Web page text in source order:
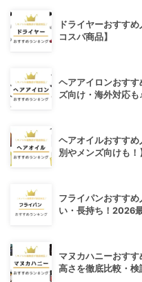
ドライヤーおすす
コスパ商品】
ヘアアイロンおす
ズ向け・海外対応も
ヘアオイルおすす
別やメンズ向けも！
フライパンおすす
い・長持ち！2026最
マヌカハニーおす
高さを徹底比較・検